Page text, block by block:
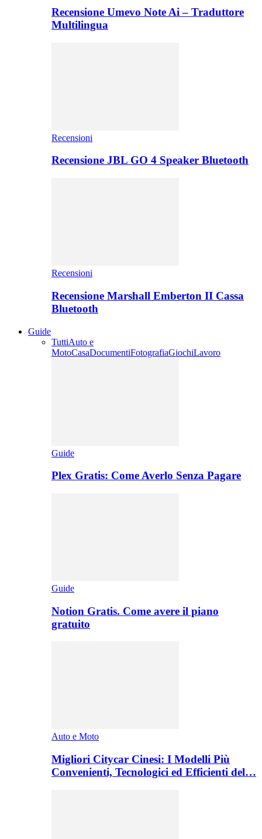
Recensione Umevo Note Ai – Traduttore
Multilingua
Recensioni
Recensione JBL GO 4 Speaker Bluetooth
Recensioni
Recensione Marshall Emberton II Cassa
Bluetooth
Guide
TuttiAuto e
MotoCasaDocumentiFotografiaGiochiLavoro
Guide
Plex Gratis: Come Averlo Senza Pagare
Guide
Notion Gratis. Come avere il piano
gratuito
Auto e Moto
Migliori Citycar Cinesi: I Modelli Più
Convenienti, Tecnologici ed Efficienti del…